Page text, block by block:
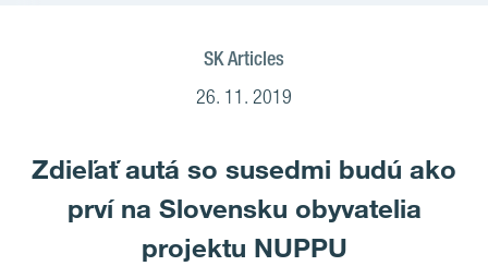
SK Articles
26. 11. 2019
Zdieľať autá so susedmi budú ako
prví na Slovensku obyvatelia
projektu NUPPU